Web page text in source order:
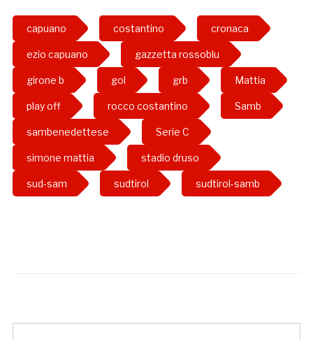
capuano costantino cronaca
ezio capuano gazzetta rossoblu
girone b gol grb Mattia
play off rocco costantino Samb
sambenedettese Serie C
simone mattia stadio druso
sud-sam sudtirol sudtirol-samb